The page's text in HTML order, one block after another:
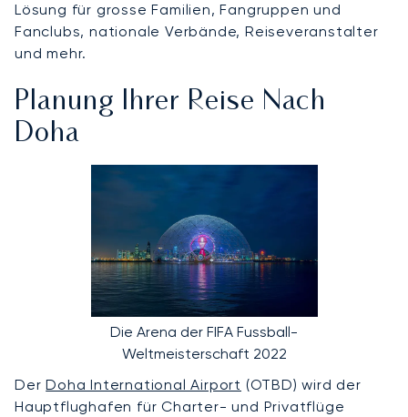
Lösung für grosse Familien, Fangruppen und
Fanclubs, nationale Verbände, Reiseveranstalter
und mehr.
Planung Ihrer Reise Nach
Doha
Die Arena der FIFA Fussball-
Weltmeisterschaft 2022
DerDoha International Airport (OTBD) wird der
Hauptflughafen für Charter- und Privatflüge